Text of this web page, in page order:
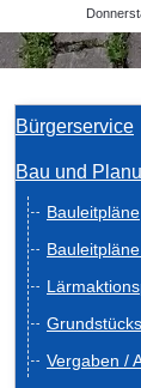
Bürgerservice
Bau und
Bauleitpläne
Vergaben /